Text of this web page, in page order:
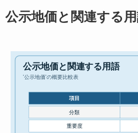
公示地価と関連する